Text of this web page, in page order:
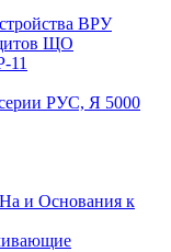
ВРУ
ЩО
11
РУС, Я 5000
и Основания к